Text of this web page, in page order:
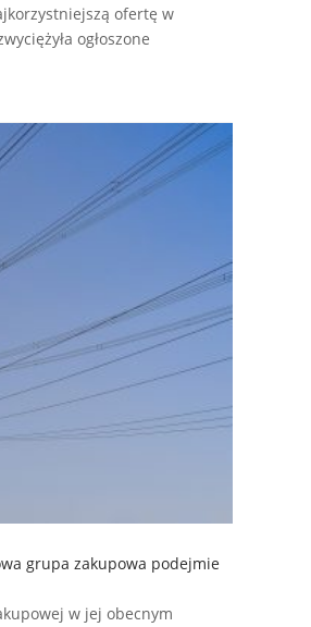
ofertę w
ogłoszone
grupa zakupowa podejmie
w jej obecnym